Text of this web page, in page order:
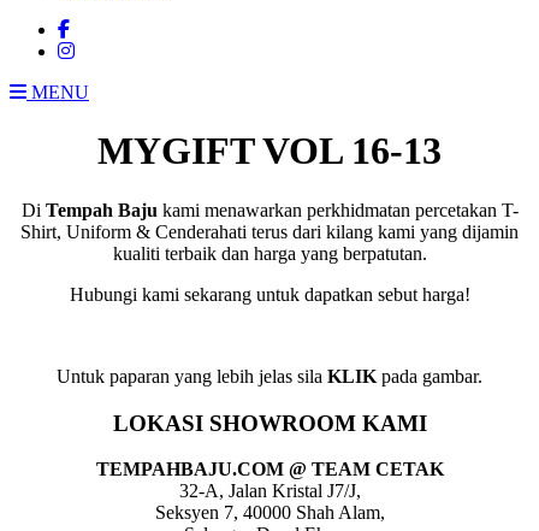
MENU
MYGIFT VOL 16-13
Di Tempah Baju kami menawarkan perkhidmatan percetakan T-
Shirt, Uniform & Cenderahati terus dari kilang kami yang dijamin
kualiti terbaik dan harga yang berpatutan.
Hubungi kami sekarang untuk dapatkan sebut harga!
Untuk paparan yang lebih jelas sila KLIK pada gambar.
LOKASI SHOWROOM KAMI
TEMPAHBAJU.COM @ TEAM CETAK
32-A, Jalan Kristal J7/J,
Seksyen 7, 40000 Shah Alam,